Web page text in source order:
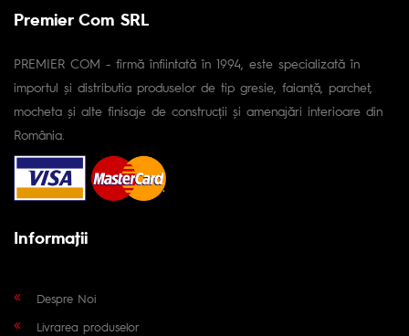
Premier Com SRL
PREMIER COM - firmă înfiintată în 1994, este specializată în
importul și distributia produselor de tip gresie, faianță, parchet,
mocheta și alte finisaje de construcții și amenajări interioare din
România.
Informaţii
Despre Noi
Livrarea produselor